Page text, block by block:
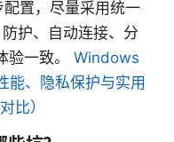
置，尽量采用统一
护、自动连接、分
验一致。 Windows
能、隐私保护与实用
比）